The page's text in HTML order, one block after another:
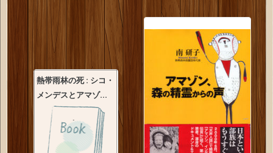
熱帯雨林の死 : シコ・
メンデスとアマゾ...